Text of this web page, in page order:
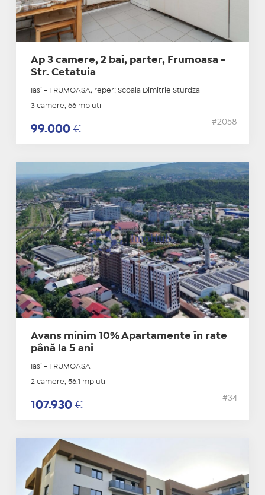
Ap 3 camere, 2 bai, parter, Frumoasa -
Str. Cetatuia
Iasi - FRUMOASA, reper: Scoala Dimitrie Sturdza
3 camere, 66 mp utili
99.000 €
#2058
Avans minim 10% Apartamente în rate
până la 5 ani
Iasi - FRUMOASA
2 camere, 56.1 mp utili
107.930 €
#34